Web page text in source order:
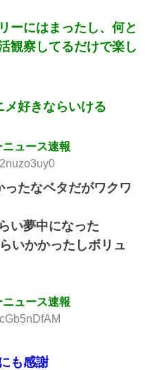
ーにはまったし、何と
観察してるだけで楽し
メ好きならいける
ュース速報
たなベタだがワクワ
い夢中になった
いかかったしボリュ
ュース速報
も感謝